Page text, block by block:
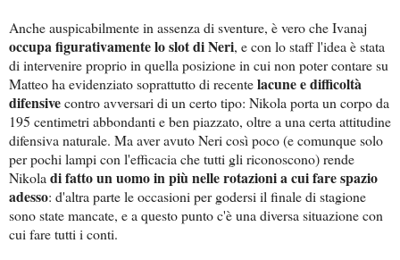
Anche auspicabilmente in assenza di sventure, è vero che Ivanaj
occupa figurativamente lo slot di Neri, e con lo staff l'idea è stata
di intervenire proprio in quella posizione in cui non poter contare su
Matteo ha evidenziato soprattutto di recentelacune e difficoltà
difensivecontro avversari di un certo tipo: Nikola porta un corpo da
195 centimetri abbondanti e ben piazzato, oltre a una certa attitudine
difensiva naturale. Ma aver avuto Neri così poco (e comunque solo
per pochi lampi con l'efficacia che tutti gli riconoscono) rende
Nikola di fatto un uomo in più nelle rotazioni a cui fare spazio
adesso: d'altra parte le occasioni per godersi il finale di stagione
sono state mancate, e a questo punto c'è una diversa situazione con
cui fare tutti i conti.